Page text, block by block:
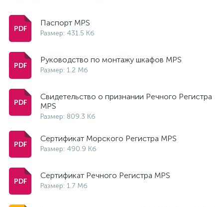
Паспорт MPS
Размер: 431.5 Кб
Руководство по монтажу шкафов MPS
Размер: 1.2 Мб
Свидетельство о признании Речного Регистра
MPS
Размер: 809.3 Кб
Сертификат Морского Регистра MPS
Размер: 490.9 Кб
Сертификат Речного Регистра MPS
Размер: 1.7 Мб